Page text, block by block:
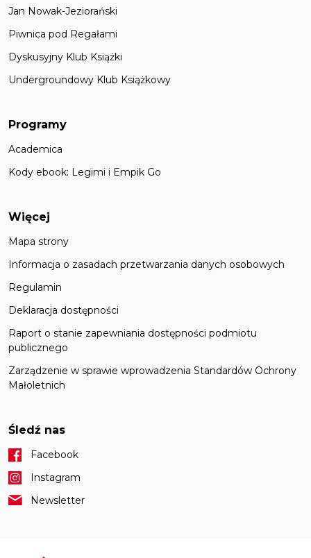
Jan Nowak-Jeziorański
Piwnica pod Regałami
Dyskusyjny Klub Książki
Undergroundowy Klub Książkowy
Programy
Academica
Kody ebook: Legimi i Empik Go
Więcej
Mapa strony
Informacja o zasadach przetwarzania danych osobowych
Regulamin
Deklaracja dostępności
Raport o stanie zapewniania dostępności podmiotu
publicznego
Zarządzenie w sprawie wprowadzenia Standardów Ochrony
Małoletnich
Śledź nas
Facebook
Instagram
Newsletter